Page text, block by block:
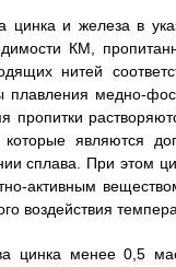
цинка и железа в
КМ,
нитей
плавления медно-
пропитки
являются
сплава. При этом
активным
воздействия
цинка менее 0,5